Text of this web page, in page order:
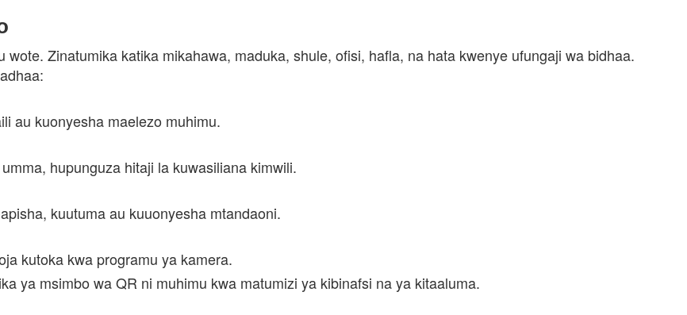
Zinatumika katika mikahawa, maduka, shule, ofisi, hafla, na hata kwenye ufungaji wa bidhaa.
au kuonyesha maelezo muhimu.
hupunguza hitaji la kuwasiliana kimwili.
kuutuma au kuuonyesha mtandaoni.
kutoka kwa programu ya kamera.
ya msimbo wa QR ni muhimu kwa matumizi ya kibinafsi na ya kitaaluma.